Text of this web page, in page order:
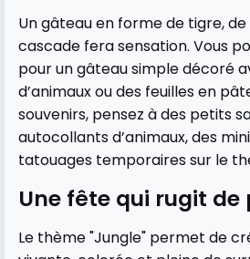
Un gâteau en forme de tigre,
cascade fera sensation. Vous
pour un gâteau simple décoré
d’animaux ou des feuilles en
souvenirs, pensez à des petits
autocollants d’animaux, des
tatouages temporaires sur le
Une fête qui rugit de
Le thème "Jungle" permet de